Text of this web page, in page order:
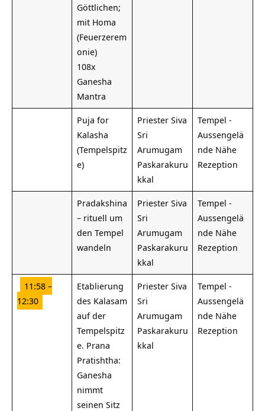
Göttlichen;
mit Homa
(Feuerzerem
onie)
108x
Ganesha
Mantra
Puja for
Kalasha
(Tempelspitz
e)
Priester Siva
Sri
Arumugam
Paskarakuru
kkal
Tempel -
Aussengelä
nde Nähe
Rezeption
Pradakshina
– rituell um
den Tempel
wandeln
Priester Siva
Sri
Arumugam
Paskarakuru
kkal
Tempel -
Aussengelä
nde Nähe
Rezeption
11:58 –
12:30
Etablierung
des Kalasam
auf der
Tempelspitz
e. Prana
Pratishtha:
Ganesha
nimmt
seinen Sitz
Priester Siva
Sri
Arumugam
Paskarakuru
kkal
Tempel -
Aussengelä
nde Nähe
Rezeption